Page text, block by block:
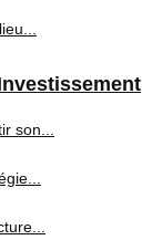
son...